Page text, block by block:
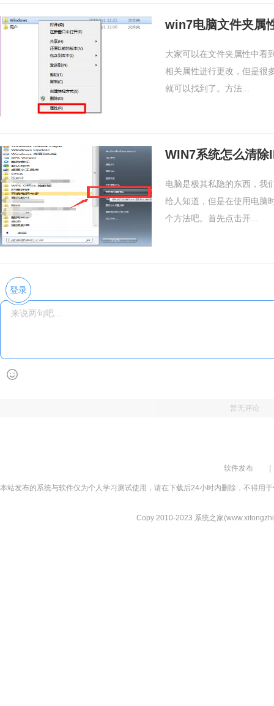
win7电脑文件夹属
大家可以在文件夹属性中看
相关属性进行更改，但是很
就可以找到了。方法...
WIN7系统怎么清除
电脑是极其私隐的东西，我
给人知道，但是在使用电脑
个方法吧。首先点击开...
登录
暂无评论
软件发布
本站发布的系统与软件仅为个人学习测试使用，请在下载后24小时内删除，不得用
Copy 2010-2023 系统之家